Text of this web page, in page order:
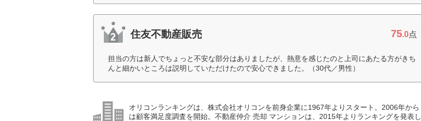
住友不動産販売 75.0点
担当の方は新人でちょっと不安な部分はありましたが、熱意を感じたのと上司にあたる方がきち
んと細かいところは説明していただけたので安心できました。（30代／男性）
オリコンランキングは、株式会社オリコンを前身企業に1967年よりスタート。2006年から
は顧客満足度調査を開始。不動産仲介 売却 マンションは、2015年よりランキングを発表し